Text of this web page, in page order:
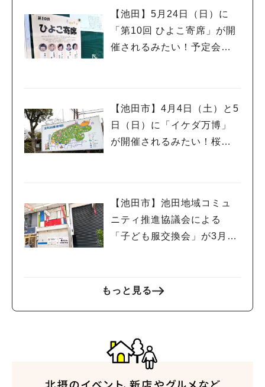
【池田】5月24日（日）に
「第10回 ひよこ寄席」が開
催されるみたい！予定会場
【池田市】4月4日（土）と5
日（日）に「イケダ万博」
が開催されるみたい！桜も
【池田市】池田地域コミュ
ニティ推進協議会による
「子ども服交換会」が3月29
もっと見る
人気のキーワード
#今週どこいく？#自然とふれあう#ランチ#カフェ#まとめ
#教えたい／教えて投稿記事